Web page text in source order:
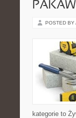
POSTED BY
kategorie to